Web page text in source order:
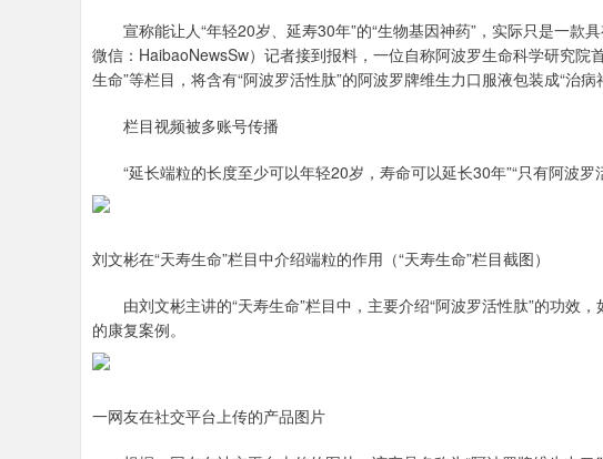
宣称能让人“年轻20岁、延寿30年”的“生物基因神药”，实际只是一款
微信：HaibaoNewsSw）记者接到报料，一位自称阿波罗生命科学研究院
生命”等栏目，将含有“阿波罗活性肽”的阿波罗牌维生力口服液包装成“治病
栏目视频被多账号传播
“延长端粒的长度至少可以年轻20岁，寿命可以延长30年”“只有阿波
刘文彬在“天寿生命”栏目中介绍端粒的作用（“天寿生命”栏目截图）
由刘文彬主讲的“天寿生命”栏目中，主要介绍“阿波罗活性肽”的功效
的康复案例。
一网友在社交平台上传的产品图片